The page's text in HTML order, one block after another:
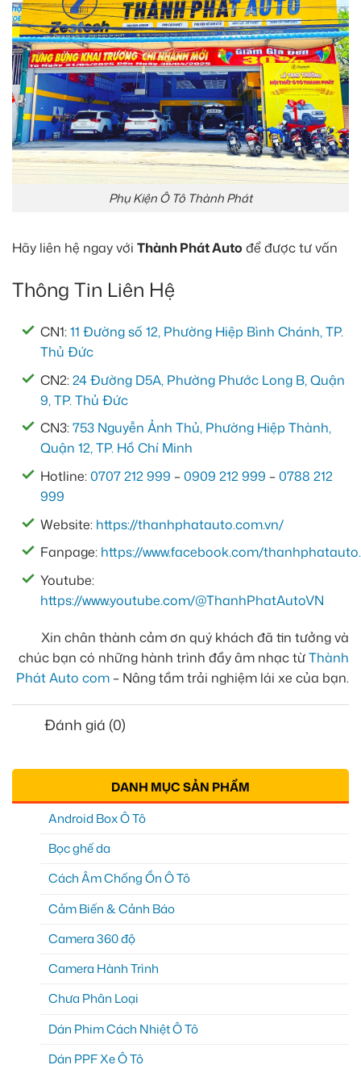
Phụ Kiện Ô Tô Thành Phát
Hãy liên hệ ngay với Thành Phát Auto để được tư vấn
Thông Tin Liên Hệ
CN1:11 Đường số 12, Phường Hiệp Bình Chánh, TP.
Thủ Đức
CN2:24 Đường D5A, Phường Phước Long B, Quận
9, TP. Thủ Đức
CN3:753 Nguyễn Ảnh Thủ, Phường Hiệp Thành,
Quận 12, TP. Hồ Chí Minh
Hotline:0707 212 999 –0909 212 999 –0788 212
999
Website: https://thanhphatauto.com.vn/
Fanpage: https://www.facebook.com/
Youtube:
https://www.youtube.com/@ThanhPhatAutoVN
Xin chân thành cảm ơn quý khách đã tin tưởng và
chúc bạn có những hành trình đầy âm nhạc từThành
Phát Auto com – Nâng tầm trải nghiệm lái xe của bạn.
Đánh giá (0)
DANH MỤC SẢN PHẨM
Android Box Ô Tô
Bọc ghế da
Cách Âm Chống Ồn Ô Tô
Cảm Biến & Cảnh Báo
Camera 360 độ
Camera Hành Trình
Chưa Phân Loại
Dán Phim Cách Nhiệt Ô Tô
Dán PPF Xe Ô Tô